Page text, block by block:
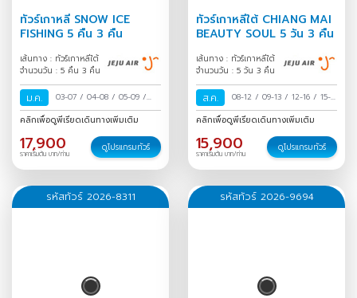
23 - 27 ธ.ค. 2569 53,900 จองทัวร์
30 ธ.ค. - 03 ม.ค. 2570 55,900 จองทัวร์
13 - 17 ม.ค. 2570 45,900 จองทัวร์
27 - 31 ม.ค. 2570 45,900 จองทัวร์
ทัวร์เกาหลี SNOW ICE
FISHING 5 คืน 3 คืน
เส้นทาง : ทัวร์เกาหลีใต้
จำนวนวัน : 5 คืน 3 คืน
ม.ค. 03-07 / 04-08 / 05-09 /
06-10/07-11/08-12/09-
13
13-17
14-18/ 15-19 /16-20
/17-21 18-22/19-23/
23-27/ 24-28 /25-29
26-30/27-31/28 ม.ค.-01
คลิกเพื่อดูพีเรียดเดินทางเพิ่มเติม
17,900
ราคาเริ่มต้น บาท/ท่าน
ดูโปรแกรมทัวร์
ทัวร์เกาหลีใต้ CHIANG MAI
BEAUTY SOUL 5 วัน 3 คืน
เส้นทาง : ทัวร์เกาหลีใต้
จำนวนวัน : 5 วัน 3 คืน
ส.ค. 08-12 / 09-13 / 12-16 / 15-
19/16-20/19-23/22-26
/
ส.ค.-02 ก.ย. /30 ส.ค.-03
ก.ย.
คลิกเพื่อดูพีเรียดเดินทางเพิ่มเติม
15,900
ราคาเริ่มต้น บาท/ท่าน
ดูโปรแกรมทัวร์
รหัสทัวร์ 2026-8311 รหัสทัวร์ 2026-9694